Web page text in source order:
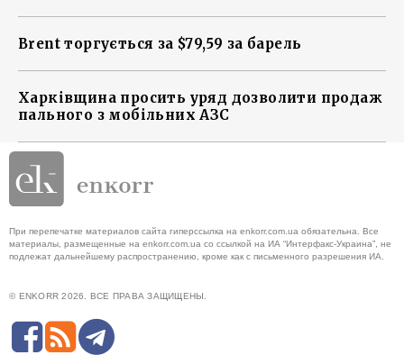
Brent торгується за $79,59 за барель
Харківщина просить уряд дозволити продаж
пального з мобільних АЗС
При перепечатке материалов сайта гиперссылка на enkorr.com.ua обязательна. Все
материалы, размещенные на enkorr.com.ua со ссылкой на ИА “Интерфакс-Украина”, не
подлежат дальнейшему распространению, кроме как с письменного разрешения ИА.
© ENKORR 2026. ВСЕ ПРАВА ЗАЩИЩЕНЫ.